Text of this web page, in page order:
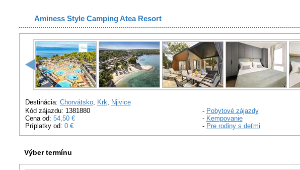
Aminess Style Camping Atea Resort
Destinácia: Chorvátsko, Krk, Njivice
Kód zájazdu: 1381880
Cena od: 54,50 €
Príplatky od: 0 €
- Pobytové zájazdy
- Kempovanie
- Pre rodiny s deťmi
Výber termínu